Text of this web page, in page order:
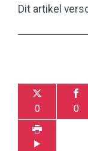
Dit artikel
0 0